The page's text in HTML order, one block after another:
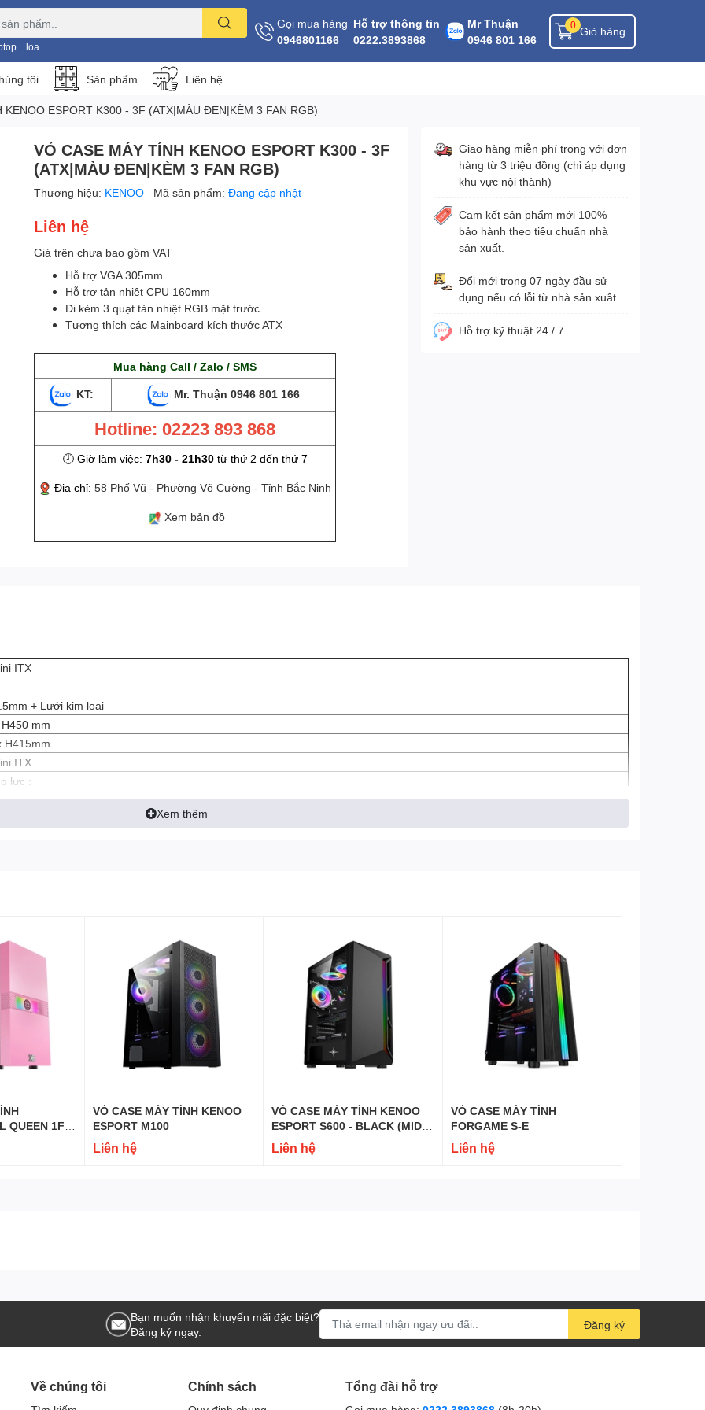
loa ...
Gọi mua hàng
0946801166
Hỗ trợ thông tin
0222.3893868
Mr Thuận
0946 801 166
Giỏ hàng
0
tôi Sản phẩm Liên hệ
KENOO ESPORT K300 - 3F (ATX|MÀU ĐEN|KÈM 3 FAN RGB)
VỎ CASE MÁY TÍNH KENOO ESPORT K300 - 3F
(ATX|MÀU ĐEN|KÈM 3 FAN RGB)
Thương hiệu: KENOO Mã sản phẩm:Đang cập nhật
Liên hệ
Giá trên chưa bao gồm VAT
Hỗ trợ VGA 305mm
Hỗ trợ tản nhiệt CPU 160mm
Đi kèm 3 quạt tản nhiệt RGB mặt trước
Tương thích các Mainboard kích thước ATX
Mua hàng Call / Zalo / SMS
KT: Mr. Thuận0946 801 166
Hotline: 02223 893 868
🕗 Giờ làm việc: 7h30 - 21h30từ thứ 2 đến thứ 7
Địa chỉ:58 Phố Vũ - Phường Võ Cường - Tỉnh Bắc Ninh
Xem bản đồ
Giao hàng miễn phí trong với đơn
hàng từ 3 triệu đồng (chỉ áp dụng
khu vực nội thành)
Cam kết sản phẩm mới 100%
bảo hành theo tiêu chuẩn nhà
sản xuất.
Đổi mới trong 07 ngày đầu sử
dụng nếu có lỗi từ nhà sản xuât
Hỗ trợ kỹ thuật 24 / 7
ITX
+ Lưới kim loại
mm
H415mm
ITX
lực :
( Mặt trước ) Tùy chọn Fan 12cm (mặt sau) + Tùy chọn Fan 12cm x2 (mặt trên nắp)
Xem thêm
VỎ CASE MÁY TÍNH KENOO
ESPORT M100
Liên hệ
VỎ CASE MÁY TÍNH KENOO
ESPORT S600 - BLACK (MID
TOWER| MÀU ĐEN)
Liên hệ
VỎ CASE MÁY TÍNH
FORGAME S-E
Liên hệ
Bạn muốn nhận khuyến mãi đặc biệt?
Đăng ký ngay.
Đăng ký
Về chúng tôi Chính sách Tổng đài hỗ trợ